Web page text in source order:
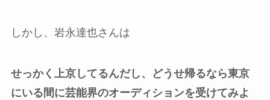
しかし、岩永達也さんは
せっかく上京してるんだし、どうせ帰るなら東京
にいる間に芸能界のオーディションを受けてみよ